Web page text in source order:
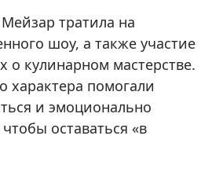
тратила на
шоу, а также участие
о кулинарном мастерстве.
характера помогали
и эмоционально
оставаться «в